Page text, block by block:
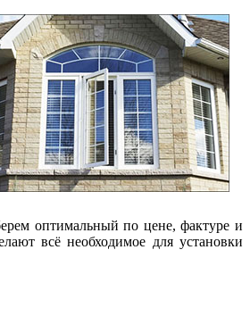
оптимальный по цене, фактуре и
всё необходимое для установки